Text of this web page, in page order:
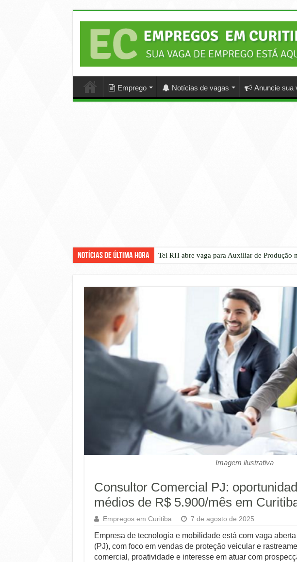
Emprego Notícias de vagas Anuncie sua
Notícias de Última Hora Tel RH abre vaga para Auxiliar de Produção
Imagem ilustrativa
Consultor Comercial PJ:
médios de R$ 5.900/mês em
Empregos em Curitiba 7 de agosto de 2025
Empresa de tecnologia e mobilidade está com vaga
(PJ), com foco em vendas de proteção veicular e
comercial, proatividade e interesse em atuar com